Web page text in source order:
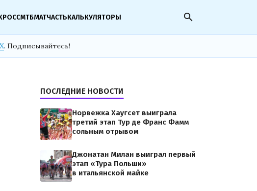
МТБМАТЧАСТЬКАЛЬКУЛЯТОРЫ search
. Подписывайтесь!
ПОСЛЕДНИЕ НОВОСТИ
Норвежка Хаугсет выиграла
третий этап Тур де Франс Фамм
сольным отрывом
Джонатан Милан выиграл первый
этап «Тура Польши»
в итальянской майке